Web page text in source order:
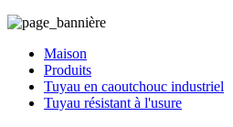
Maison
Produits
Tuyau en caoutchouc industriel
Tuyau résistant à l'usure